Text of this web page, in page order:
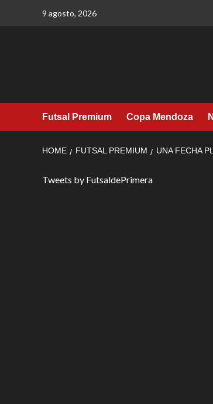
9 agosto, 2026
Futsal Premium Copa Mendoza
HOME FUTSAL PREMIUM UNA FECHA
Tweets by FutsaldePrimera